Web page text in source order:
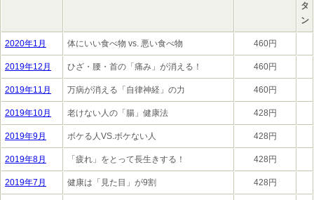
タ
ン
2020年1月 体にいい食べ物 vs. 悪い食べ物 460円
2019年12月 ひざ・腰・首の「痛み」が消える！ 460円
2019年11月 万病が消える「自律神経」の力 460円
2019年10月 老けない人の「腸」健康法 428円
2019年9月 ボケる人VS.ボケない人 428円
2019年8月 「疲れ」をとって長生きする！ 428円
2019年7月 健康は「見た目」が9割 428円